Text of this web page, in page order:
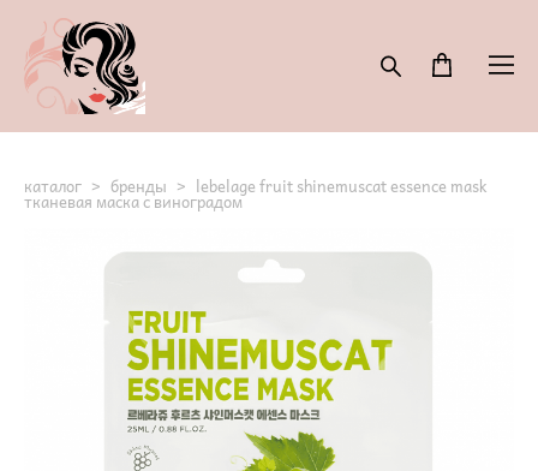
каталог > бренды > lebelage fruit shinemuscat essence mask
тканевая маска с виноградом